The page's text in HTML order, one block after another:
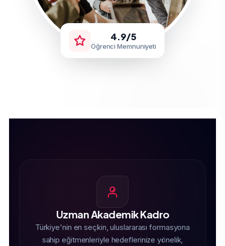
4.9/5
Öğrenci Memnuniyeti
Uzman Akademik Kadro
Türkiye'nin en seçkin, uluslararası formasyona
sahip eğitmenleriyle hedeflerinize yönelik,